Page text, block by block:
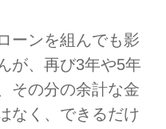
ーンを組んでも影
が、再び3年や5年
その分の余計な金
なく、できるだけ